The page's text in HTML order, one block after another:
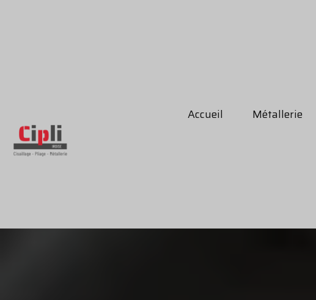
Accueil Métallerie